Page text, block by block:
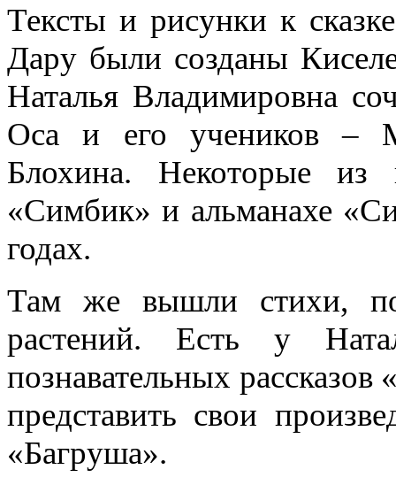
Тексты и рисунки к
Дару были созданы
Наталья Владимировна
Оса и его учеников –
Блохина. Некоторые
«Симбик» и альманахе
годах.
Там же вышли стихи,
растений. Есть у
познавательных
представить свои
«Багруша».